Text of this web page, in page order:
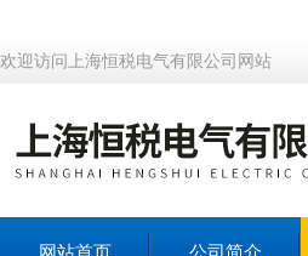
欢迎访问上海恒税电气有限公司网站